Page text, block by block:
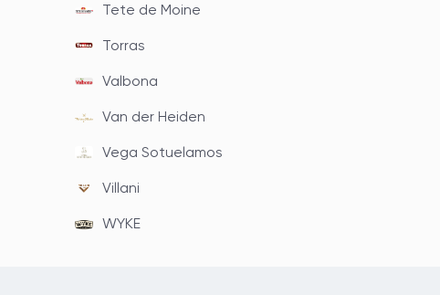
Tete de Moine
Torras
Valbona
Van der Heiden
Vega Sotuelamos
Villani
WYKE